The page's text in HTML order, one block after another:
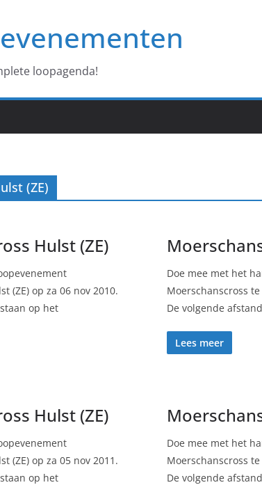
loopagenda!
(ZE)
Hulst (ZE)
(ZE) op za 06 nov 2010.
op het
Doe mee met het
Moerschanscross
De volgende
Lees meer
Hulst (ZE)
(ZE) op za 05 nov 2011.
op het
Doe mee met het
Moerschanscross
De volgende